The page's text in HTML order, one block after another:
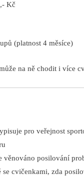
Kč
(platnost 4 měsíce)
na ně chodit i více
pro veřejnost
věnováno posilování
se cvičenkami, zda